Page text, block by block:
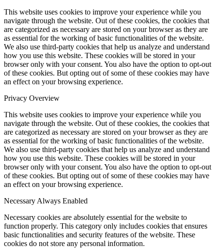
This website uses cookies to improve your experience while you
navigate through the website. Out of these cookies, the cookies that
are categorized as necessary are stored on your browser as they are
as essential for the working of basic functionalities of the website.
We also use third-party cookies that help us analyze and understand
how you use this website. These cookies will be stored in your
browser only with your consent. You also have the option to opt-out
of these cookies. But opting out of some of these cookies may have
an effect on your browsing experience.
Privacy Overview
This website uses cookies to improve your experience while you
navigate through the website. Out of these cookies, the cookies that
are categorized as necessary are stored on your browser as they are
as essential for the working of basic functionalities of the website.
We also use third-party cookies that help us analyze and understand
how you use this website. These cookies will be stored in your
browser only with your consent. You also have the option to opt-out
of these cookies. But opting out of some of these cookies may have
an effect on your browsing experience.
Necessary Always Enabled
Necessary cookies are absolutely essential for the website to
function properly. This category only includes cookies that ensures
basic functionalities and security features of the website. These
cookies do not store any personal information.